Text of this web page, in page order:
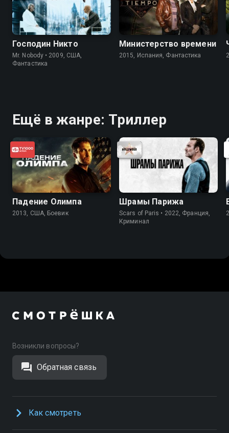
Господин Никто
Mr. Nobody • 2009, США,
Фантастика
Министерство времени
2015, Испания, Фантастика
Ещё в жанре: Триллер
Падение Олимпа
2013, США, Боевик
Шрамы Парижа
Scars of Paris • 2022, Франция,
Криминал
Возникли вопросы?
Обратная связь
Как смотреть